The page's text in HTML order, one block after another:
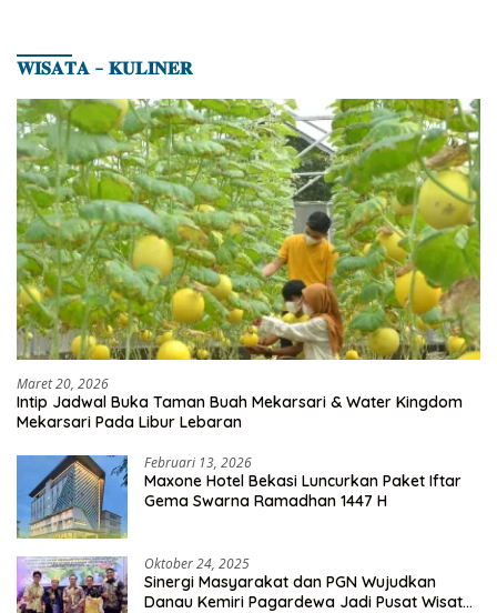
𝐖𝐈𝐒𝐀𝐓𝐀 – 𝐊𝐔𝐋𝐈𝐍𝐄𝐑
Maret 20, 2026
Intip Jadwal Buka Taman Buah Mekarsari & Water Kingdom
Mekarsari Pada Libur Lebaran
Februari 13, 2026
Maxone Hotel Bekasi Luncurkan Paket Iftar
Gema Swarna Ramadhan 1447 H
Oktober 24, 2025
Sinergi Masyarakat dan PGN Wujudkan
Danau Kemiri Pagardewa Jadi Pusat Wisata